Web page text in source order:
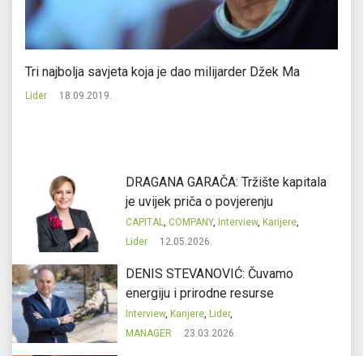
Tri najbolja savjeta koja je dao milijarder Džek Ma
Lider 18.09.2019.
DRAGANA GARAČA: Tržište kapitala
je uvijek priča o povjerenju
CAPITAL, COMPANY, Interview, Karijere,
Lider
12.05.2026.
DENIS STEVANOVIĆ: Čuvamo
energiju i prirodne resurse
Interview, Karijere, Lider,
MANAGER
23.03.2026.